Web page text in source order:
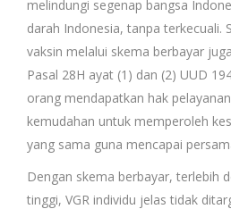
melindungi segenap bangsa
darah Indonesia, tanpa terkecuali.
vaksin melalui skema berbayar
Pasal 28H ayat (1) dan (2) UUD
orang mendapatkan hak
kemudahan untuk memperoleh
yang sama guna mencapai
Dengan skema berbayar, terlebih
tinggi, VGR individu jelas tidak